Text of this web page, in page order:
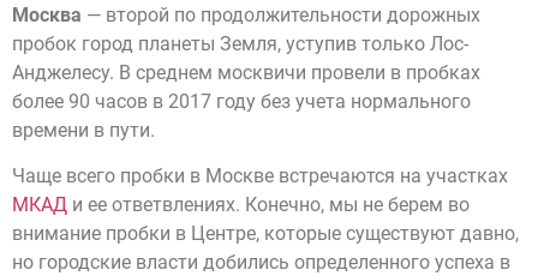
Москва — второй по продолжительности дорожных
пробок город планеты Земля, уступив только Лос-
Анджелесу. В среднем москвичи провели в пробках
более 90 часов в 2017 году без учета нормального
времени в пути.
Чаще всего пробки в Москве встречаются на участках
МКАД и ее ответвлениях. Конечно, мы не берем во
внимание пробки в Центре, которые существуют давно,
но городские власти добились определенного успеха в